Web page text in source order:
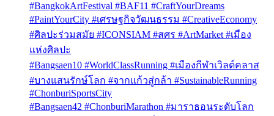
#BangkokArtFestival #BAF11 #CraftYourDreams
#PaintYourCity #เศรษฐกิจวัฒนธรรม #CreativeEconomy
#ศิลปะร่วมสมัย #ICONSIAM #สศร #ArtMarket #เมือง
แห่งศิลปะ
#Bangsaen10 #WorldClassRunning #เมืองกีฬาเวิลด์คลาส
#บางแสนรักษ์โลก #จากแก้วสู่กล้า #SustainableRunning
#ChonburiSportsCity
#Bangsaen42 #ChonburiMarathon #มาราธอนระดับโลก